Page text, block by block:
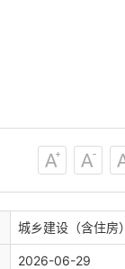
城乡建设（含住房）
2026-06-29